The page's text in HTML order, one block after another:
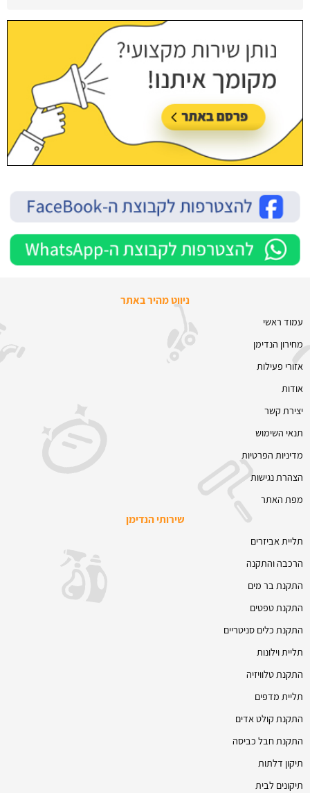
ניווט מהיר באתר
עמוד ראשי
מחירון הנדימן
אזורי פעילות
אודות
יצירת קשר
תנאי השימוש
מדיניות הפרטיות
הצהרת נגישות
מפת האתר
שירותי הנדימן
תליית אביזרים
הרכבה והתקנה
התקנת בר מים
התקנת טפטים
התקנת כלים סניטריים
תליית וילונות
התקנת טלוויזיה
תליית מדפים
התקנת קולט אדים
התקנת חבל כביסה
תיקון דלתות
תיקונים לבית